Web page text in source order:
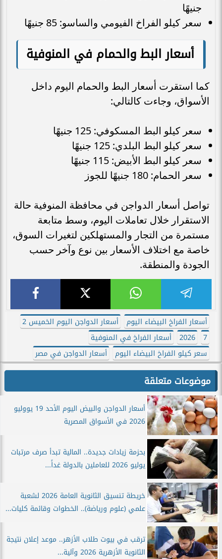
جنيهًا
سعر كيلو الفراخ الفيومي والساسو: 85 جنيهًا
أسعار البط والحمام في المنوفية
كما استقرت أسعار البط والحمام اليوم داخل
الأسواق، وجاءت كالتالي:
سعر كيلو البط المسكوفي: 125 جنيهًا
سعر كيلو البط البلدي: 125 جنيهًا
سعر كيلو البط الأبيض: 115 جنيهًا
سعر الحمام: 180 جنيهًا للجوز
تواصل أسعار الدواجن في محافظة المنوفية حالة
الاستقرار خلال تعاملات اليوم، وسط متابعة
مستمرة من التجار والمستهلكين لتغيرات السوق،
خاصة مع اختلاف الأسعار بين نوع وآخر حسب
الجودة والمنطقة.
أسعار الفراخ البيضاء اليوم
أسعار الدواجن اليوم الخميس 2
7
2026
أسعار الفراخ في المنوفية
سعر كيلو الفراخ البيضاء اليوم
أسعار الدواجن في مصر
موضوعات متعلقة
أسعار الدواجن والبيض اليوم الأحد 19 يووليو
2026 في الأسواق المصرية
بحزمة زيادات جديدة.. المالية تبدأ صرف مرتبات
يوليو 2026 للعاملين بالدولة غداً...
خريطة تنسيق الثانوية العامة 2026 لشعبة
علمي (علوم ورياضة).. الخطوات وقائمة كليات...
ترقب في بيوت طلاب الأزهر.. موعد إعلان نتيجة
الثانوية الأزهرية 2026 وآلية...